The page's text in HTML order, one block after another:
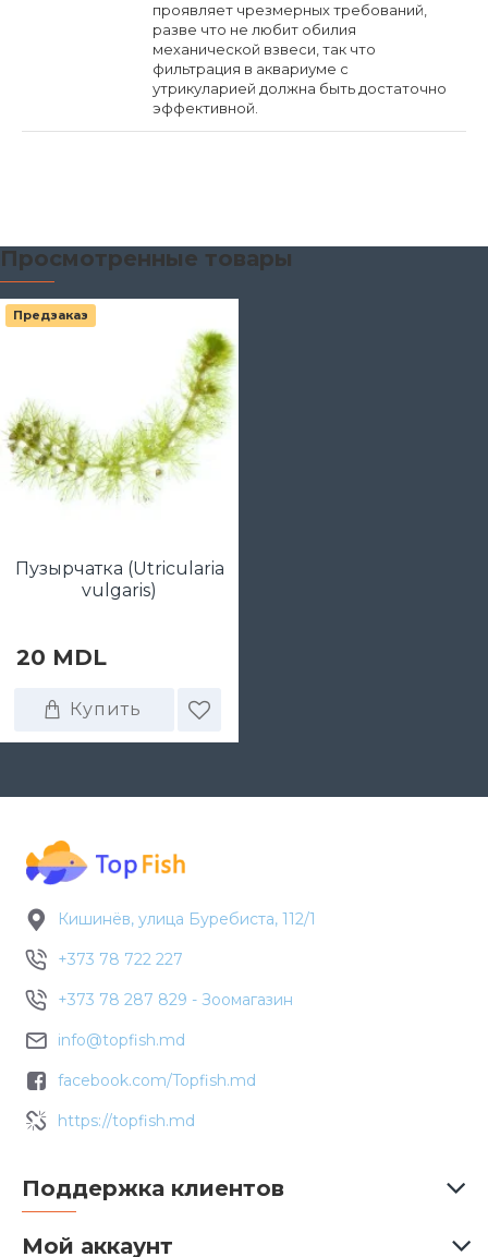
проявляет чрезмерных требований,
разве что не любит обилия
механической взвеси, так что
фильтрация в аквариуме с
утрикуларией должна быть достаточно
эффективной.
Просмотренные товары
Предзаказ
Пузырчатка (Utricularia
vulgaris)
20 MDL
Купить
Кишинёв, улица Буребиста, 112/1
+373 78 722 227
+373 78 287 829 - Зоомагазин
info@topfish.md
facebook.com/Topfish.md
https://topfish.md
Поддержка клиентов
Мой аккаунт